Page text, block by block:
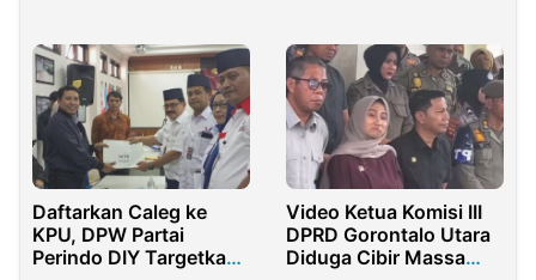
Daftarkan Caleg ke
KPU, DPW Partai
Perindo DIY Targetkan
Video Ketua Komisi III
DPRD Gorontalo Utara
Diduga Cibir Massa